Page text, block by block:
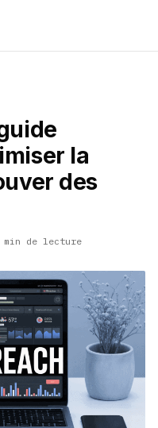
la
des
min de lecture